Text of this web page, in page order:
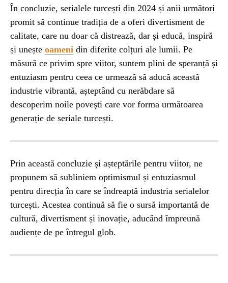
În concluzie, serialele turcești din 2024 și anii următori
promit să continue tradiția de a oferi divertisment de
calitate, care nu doar că distrează, dar și educă, inspiră
și unește oameni din diferite colțuri ale lumii. Pe
măsură ce privim spre viitor, suntem plini de speranță și
entuziasm pentru ceea ce urmează să aducă această
industrie vibrantă, așteptând cu nerăbdare să
descoperim noile povești care vor forma următoarea
generație de seriale turcești.
Prin această concluzie și așteptările pentru viitor, ne
propunem să subliniem optimismul și entuziasmul
pentru direcția în care se îndreaptă industria serialelor
turcești. Acestea continuă să fie o sursă importantă de
cultură, divertisment și inovație, aducând împreună
audiențe de pe întregul glob.